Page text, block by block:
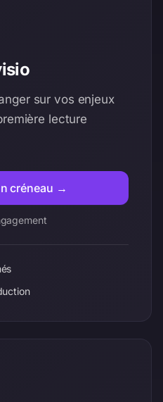
sur vos enjeux
lecture
créneau →